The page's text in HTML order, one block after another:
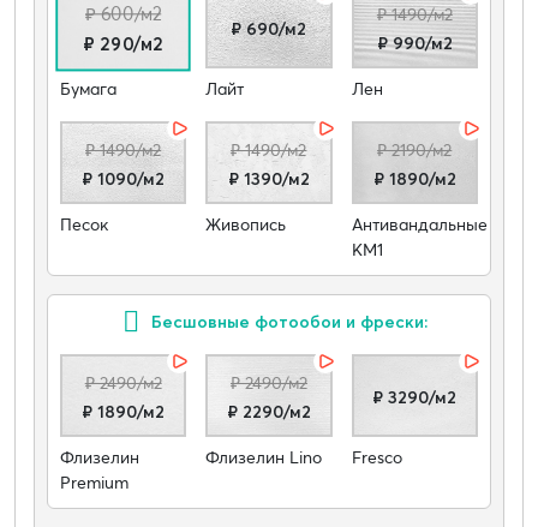
₽ 600/м2
₽ 290/м2
Бумага
₽ 690/м2
Лайт
₽ 1490/м2
₽ 990/м2
Лен
₽ 1490/м2
₽ 1090/м2
Песок
₽ 1490/м2
₽ 1390/м2
Живопись
₽ 2190/м2
₽ 1890/м2
Антивандальные
КМ1
Бесшовные фотообои и фрески:
₽ 2490/м2
₽ 1890/м2
Флизелин
Premium
₽ 2490/м2
₽ 2290/м2
Флизелин Lino
₽ 3290/м2
Fresco